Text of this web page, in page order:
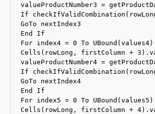
valueProductNumber3 =
If
GoTo nextIndex3
End If
For index4 = 0 To
Cells(rowLong, firstColumn +
valueProductNumber4 =
If
GoTo nextIndex4
End If
For index5 = 0 To
Cells(rowLong, firstColumn +